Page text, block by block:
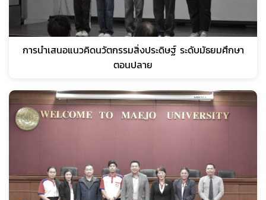
การนำเสนอแนวคิดนวัตกรรมสิ่งประดิษฐ์ ระดับมัธยมศึกษา
ตอนปลาย